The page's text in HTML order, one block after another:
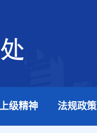
上级精神 法规政策